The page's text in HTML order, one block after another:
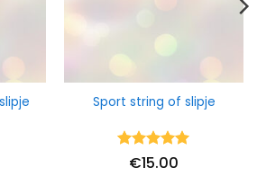
Sport string of slipje
Waardering
€15.00